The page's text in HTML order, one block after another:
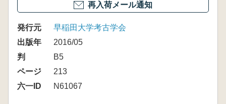
再入荷メール通知
発行元
早稲田大学考古学会
出版年
2016/05
判
B5
ページ
213
六一ID
N61067